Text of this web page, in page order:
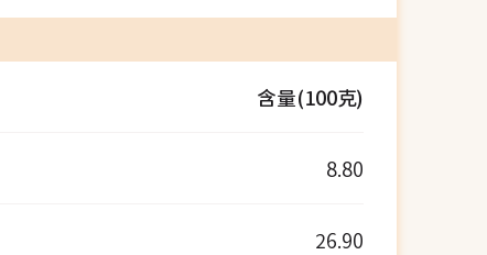
含量(100克)
8.80
26.90